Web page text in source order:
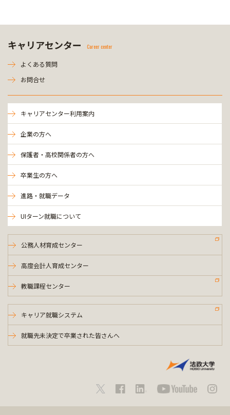
キャリアセンター Career center
よくある質問
お問合せ
キャリアセンター利用案内
企業の方へ
保護者・高校関係者の方へ
卒業生の方へ
進路・就職データ
UIターン就職について
公務人材育成センター
高度会計人育成センター
教職課程センター
キャリア就職システム
就職先未決定で卒業された皆さんへ